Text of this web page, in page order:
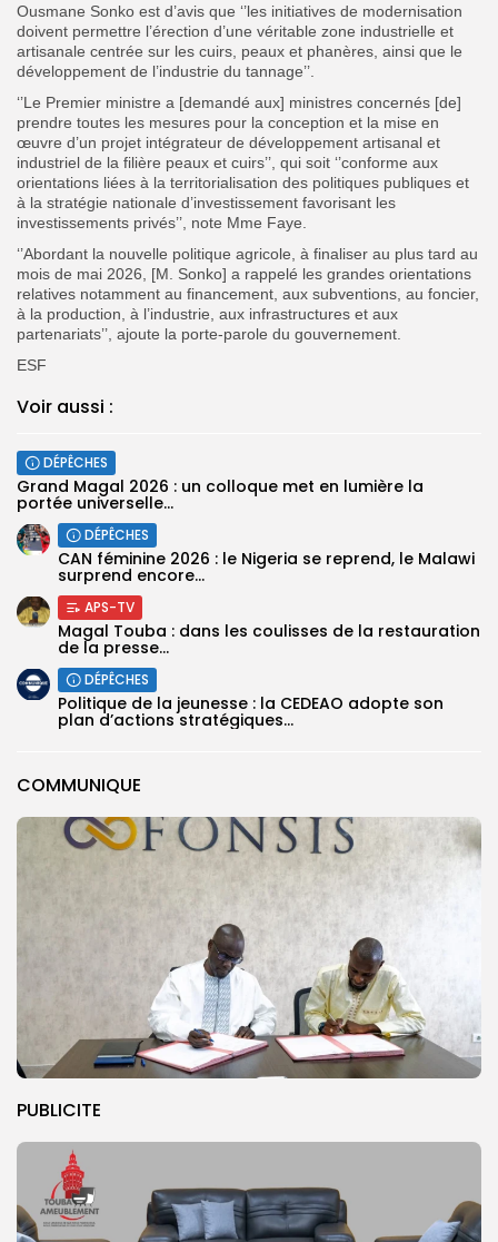
COMMUNIQUE
PUBLICITE
Ousmane Sonko est d’avis que ‘’les initiatives de modernisation
doivent permettre l’érection d’une véritable zone industrielle et
artisanale centrée sur les cuirs, peaux et phanères, ainsi que le
développement de l’industrie du tannage’’.
‘’Le Premier ministre a [demandé aux] ministres concernés [de]
prendre toutes les mesures pour la conception et la mise en
œuvre d’un projet intégrateur de développement artisanal et
industriel de la filière peaux et cuirs’’, qui soit ‘’conforme aux
orientations liées à la territorialisation des politiques publiques et
à la stratégie nationale d’investissement favorisant les
investissements privés’’, note Mme Faye.
‘’Abordant la nouvelle politique agricole, à finaliser au plus tard au
mois de mai 2026, [M. Sonko] a rappelé les grandes orientations
relatives notamment au financement, aux subventions, au foncier,
à la production, à l’industrie, aux infrastructures et aux
partenariats’’, ajoute la porte-parole du gouvernement.
ESF
Voir aussi :
DÉPÊCHES
Grand Magal 2026 : un colloque met en lumière la
portée universelle...
DÉPÊCHES
‎CAN féminine 2026 : le Nigeria se reprend, le Malawi
surprend encore...
APS-TV
Magal Touba : dans les coulisses de la restauration
de la presse...
DÉPÊCHES
Politique de la jeunesse : la CEDEAO adopte son
plan d’actions stratégiques...